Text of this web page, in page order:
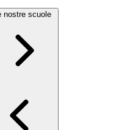
nostre scuole